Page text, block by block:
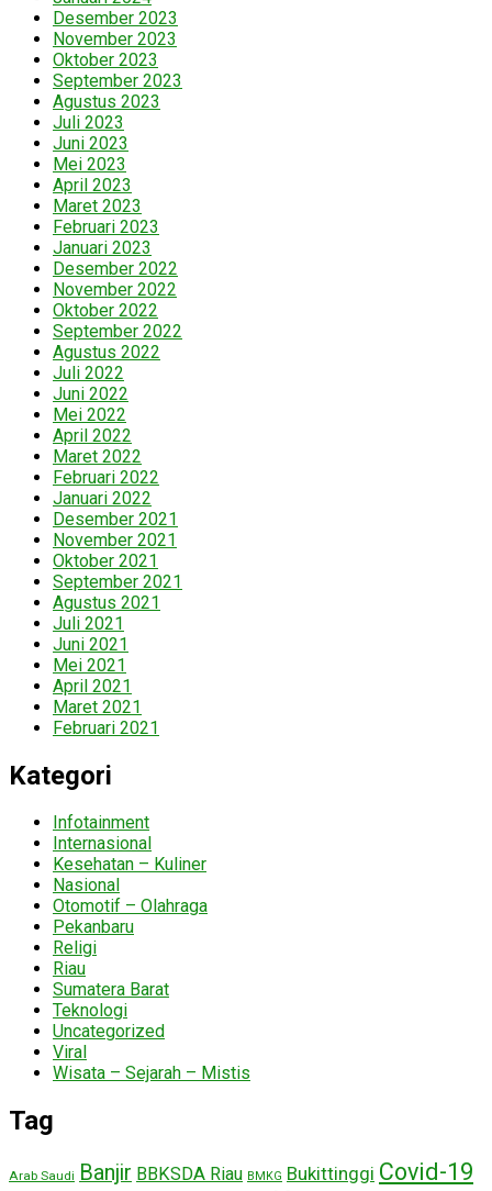
Desember 2023
November 2023
Oktober 2023
September 2023
Agustus 2023
Juli 2023
Juni 2023
Mei 2023
April 2023
Maret 2023
Februari 2023
Januari 2023
Desember 2022
November 2022
Oktober 2022
September 2022
Agustus 2022
Juli 2022
Juni 2022
Mei 2022
April 2022
Maret 2022
Februari 2022
Januari 2022
Desember 2021
November 2021
Oktober 2021
September 2021
Agustus 2021
Juli 2021
Juni 2021
Mei 2021
April 2021
Maret 2021
Februari 2021
Kategori
Infotainment
Internasional
Kesehatan – Kuliner
Nasional
Otomotif – Olahraga
Pekanbaru
Religi
Riau
Sumatera Barat
Teknologi
Uncategorized
Viral
Wisata – Sejarah – Mistis
Tag
Arab Saudi Banjir BBKSDA Riau BMKG Bukittinggi Covid-19